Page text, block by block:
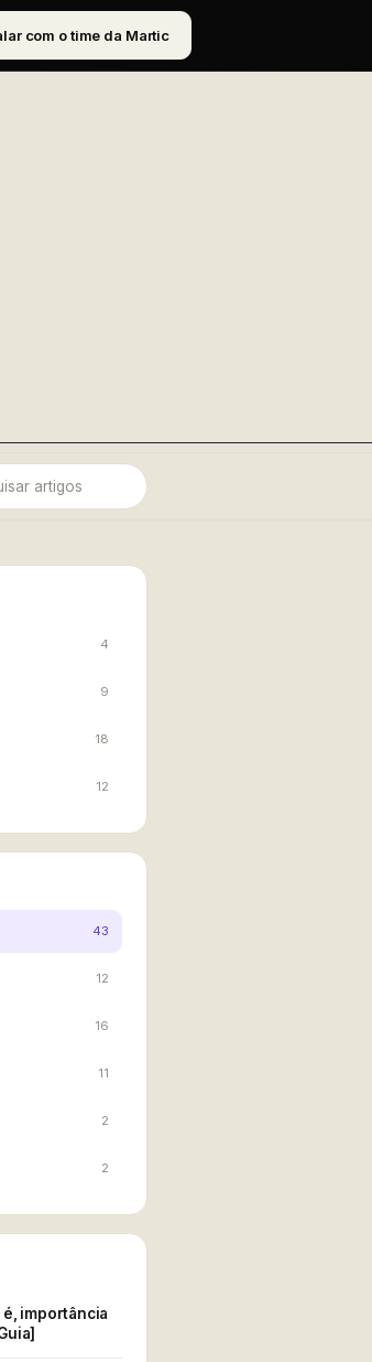
com o time da Martic
DENTRO DE CASA
4
9
18
12
43
12
16
11
2
2
é, importância